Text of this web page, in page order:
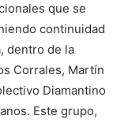
que se
continuidad
dentro de la
Corrales, Martín
Diamantino
Este grupo,